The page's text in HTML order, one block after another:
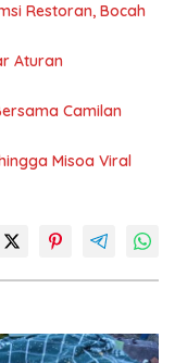
Restoran, Bocah
Aturan
Camilan
Misoa Viral